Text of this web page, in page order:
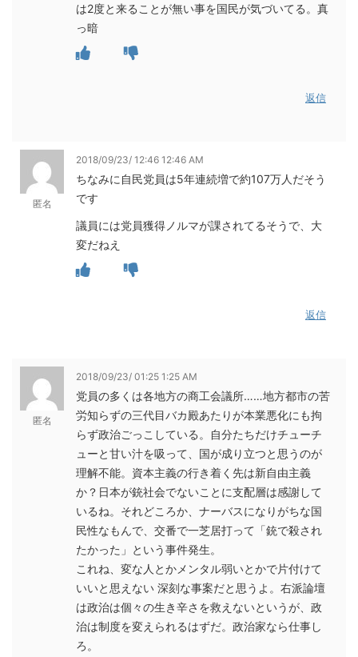
は2度と来ることが無い事を国民が気づいてる。真
っ暗
返信
匿名
2018/09/23/ 12:46 12:46 AM
ちなみに自民党員は5年連続増で約107万人だそう
です
議員には党員獲得ノルマが課されてるそうで、大
変だねえ
返信
匿名
2018/09/23/ 01:25 1:25 AM
党員の多くは各地方の商工会議所……地方都市の苦
労知らずの三代目バカ殿あたりが本業悪化にも拘
らず政治ごっこしている。自分たちだけチューチ
ューと甘い汁を吸って、国が成り立つと思うのが
理解不能。資本主義の行き着く先は新自由主義
か？日本が銃社会でないことに支配層は感謝して
いるね。それどころか、ナーバスになりがちな国
民性なもんで、交番で一芝居打って「銃で殺され
たかった」という事件発生。
これね、変な人とかメンタル弱いとかで片付けて
いいと思えない 深刻な事案だと思うよ。右派論壇
は政治は個々の生き辛さを救えないというが、政
治は制度を変えられるはずだ。政治家なら仕事し
ろ。